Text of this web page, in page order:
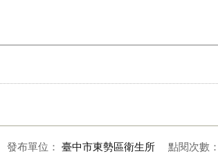
發布單位： 臺中市東勢區衛生所 點閱次數：